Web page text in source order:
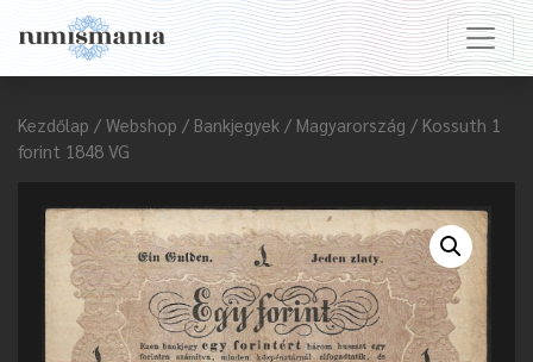
Kezdőlap / Webshop / Bankjegyek / Magyarország / Kossuth 1
forint 1848 VG